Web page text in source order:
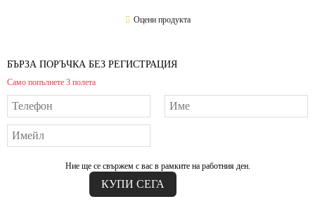
Оцени продукта
БЪРЗА ПОРЪЧКА БЕЗ РЕГИСТРАЦИЯ
Само попълнете 3 полета
Ние ще се свържем с вас в рамките на работния ден.